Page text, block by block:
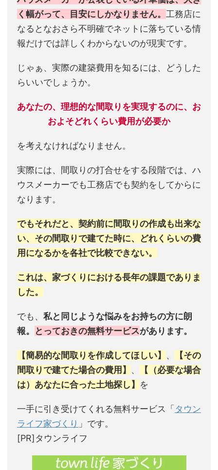
く幅がって、目安にしかなりません。 工務店に
なるとなおさら不明確でネットに落ちている情
報だけでは詳しくわからないのが現実です。
じゃぁ、実際の建築費用を知るには、どうした
らいいでしょうか。
あなたの、理想的な間取りを実現するのに、お
およそどれくらい費用が必要か
を考えなければなりません。
実際には、間取りの打合せをする段階では、ハ
ウスメーカーでも工務店でも契約をしてからに
なります。
でもそれだと、契約前に間取りの作成も出来な
い、その間取りで建てた時に、どれくらいの費
用になるかを各社で比較できない。
これは、家づくりにおける長年の課題でありま
した。
でも、 私と同じような悩みをお持ちの方に朗
報。
とっておきの無料サービスがあります。
【簡易的な間取りを作成してほしい】 、
【その
間取りで建てた場合の費用】 、
【（必要な場合
は）あなたに合った土地探し】 を
一手に引き受けてくれる無料サービス「タウン
ライフ家づくり 」です。
[PR]タウンライフ